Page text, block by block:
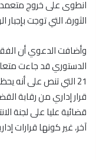
انطوى على خروج
الثورة، التي توجت
الدستوري قد جاءت
21 التي تنص على أنه
قرار إداري من رقابة
قضائية عليا على لجنة
آخر، غير كونها قرارات